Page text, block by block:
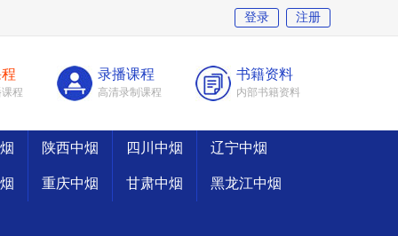
登录 注册
程
录播课程
高清录制课程
书籍资料
内部书籍资料
陕西中烟 四川中烟 辽宁中烟
重庆中烟 甘肃中烟 黑龙江中烟